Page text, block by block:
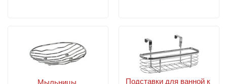
Мыльницы
Подставки для ванной к